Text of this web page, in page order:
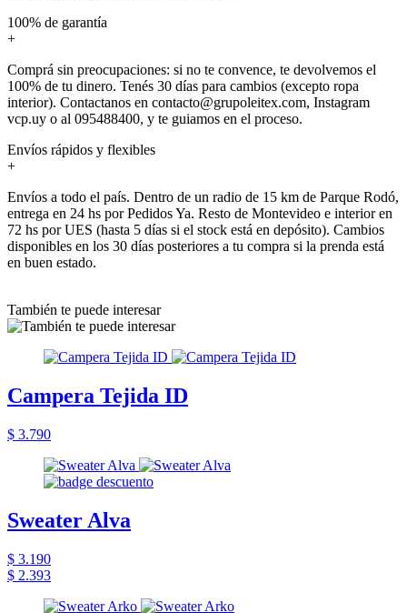
100% de garantía
+
Comprá sin preocupaciones: si no te convence, te devolvemos el
100% de tu dinero. Tenés 30 días para cambios (excepto ropa
interior). Contactanos en contacto@grupoleitex.com, Instagram
vcp.uy o al 095488400, y te guiamos en el proceso.
Envíos rápidos y flexibles
+
Envíos a todo el país. Dentro de un radio de 15 km de Parque Rodó,
entrega en 24 hs por Pedidos Ya. Resto de Montevideo e interior en
72 hs por UES (hasta 5 días si el stock está en depósito). Cambios
disponibles en los 30 días posteriores a tu compra si la prenda está
en buen estado.
También te puede interesar
Campera Tejida ID
$ 3.790
Sweater Alva
$ 3.190
$ 2.393